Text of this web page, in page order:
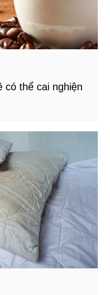
có thể cai nghiện